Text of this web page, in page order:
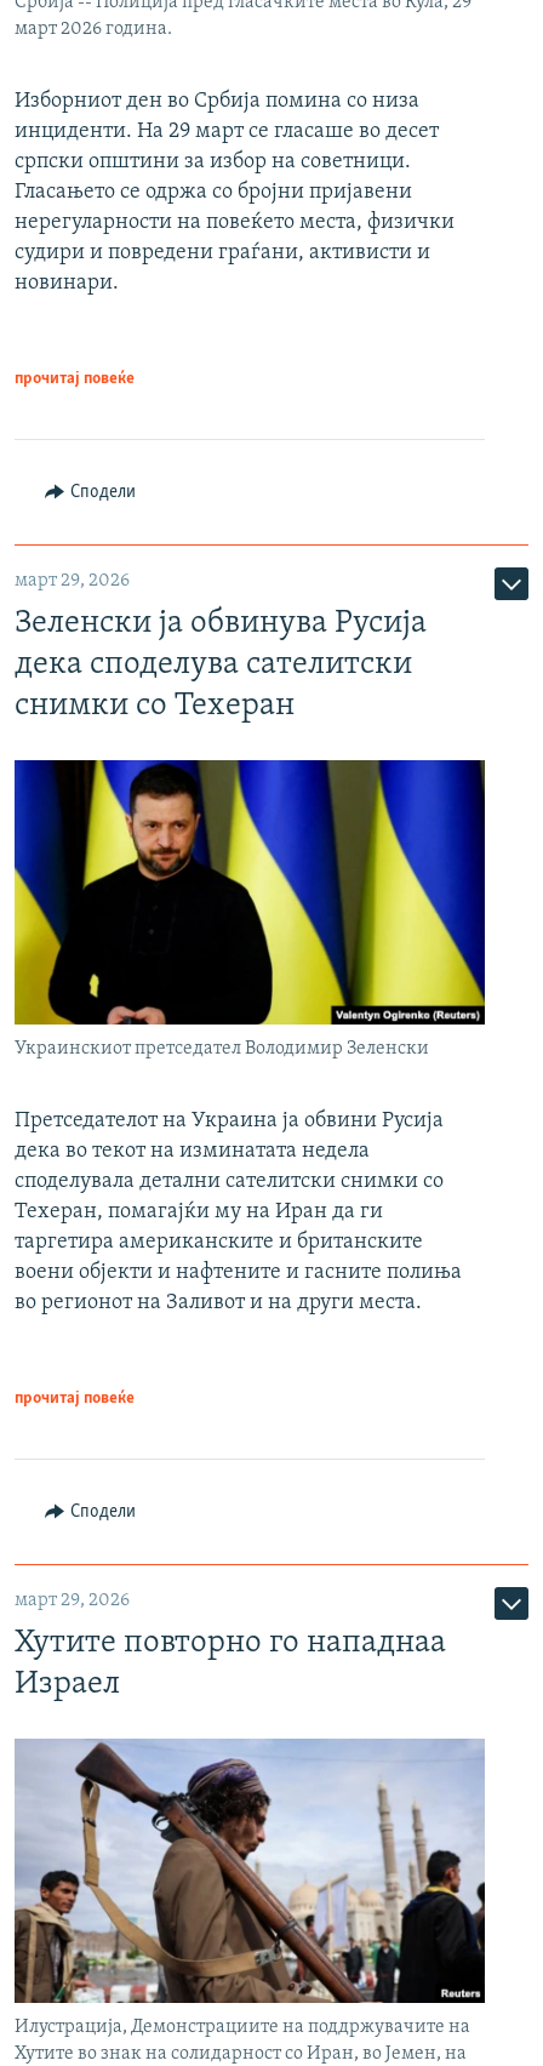
март 2026 година.
Изборниот ден во Србија помина со низа
инциденти. На 29 март се гласаше во десет
српски општини за избор на советници.
Гласањето се одржа со бројни пријавени
нерегуларности на повеќето места, физички
судири и повредени граѓани, активисти и
новинари.
прочитај повеќе
Сподели
март 29, 2026
Зеленски ја обвинува Русија
дека споделува сателитски
снимки со Техеран
Украинскиот претседател Володимир Зеленски
Претседателот на Украина ја обвини Русија
дека во текот на изминатата недела
споделувала детални сателитски снимки со
Техеран, помагајќи му на Иран да ги
таргетира американските и британските
воени објекти и нафтените и гасните полиња
во регионот на Заливот и на други места.
прочитај повеќе
Сподели
март 29, 2026
Хутите повторно го нападнаа
Израел
Илустрација, Демонстрациите на поддржувачите на
Хутите во знак на солидарност со Иран, во Јемен, на